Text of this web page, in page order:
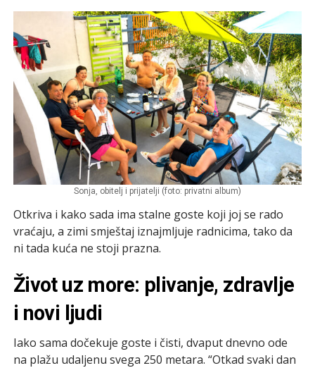
Sonja, obitelj i prijatelji (foto: privatni album)
Otkriva i kako sada ima stalne goste koji joj se rado
vraćaju, a zimi smještaj iznajmljuje radnicima, tako da
ni tada kuća ne stoji prazna.
Život uz more: plivanje, zdravlje
i novi ljudi
Iako sama dočekuje goste i čisti, dvaput dnevno ode
na plažu udaljenu svega 250 metara. “Otkad svaki dan